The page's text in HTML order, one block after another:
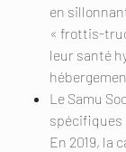
en
« frottis-
leur santé
Le Samu
spécifiques
En 2019, la